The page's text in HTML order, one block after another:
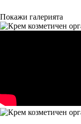
Покажи галерията